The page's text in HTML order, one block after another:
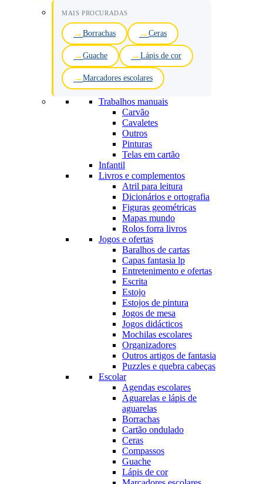
MAIS PROCURADAS
Borrachas Ceras
Guache Lápis de cor
Marcadores escolares
Trabalhos manuais
Carvão
Cavaletes
Outros
Pinturas
Telas em cartão
Infantil
Livros e complementos
Atril para leitura
Dicionários e ortografia
Figuras geométricas
Mapas mundo
Rolos forra livros
Jogos e ofertas
Baralhos de cartas
Capas fantasia lp
Entretenimento e ofertas
Escrita
Estojo
Estojos de pintura
Jogos de mesa
Jogos didácticos
Mochilas escolares
Organizadores
Outros artigos de fantasia
Puzzles e quebra cabeças
Escolar
Agendas escolares
Aguarelas e lápis de
aguarelas
Borrachas
Cartão ondulado
Ceras
Compassos
Guache
Lápis de cor